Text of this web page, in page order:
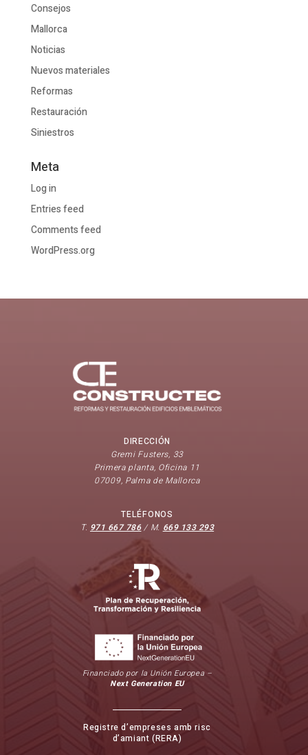
Consejos
Mallorca
Noticias
Nuevos materiales
Reformas
Restauración
Siniestros
Meta
Log in
Entries feed
Comments feed
WordPress.org
DIRECCIÓN
Gremi Fusters, 33
Primera planta, Oficina 11
07009, Palma de Mallorca
TELÉFONOS
T. 971 667 786/ M. 669 133 293
Financiado por la Unión Europea –
Next Generation EU
Registre d’empreses amb risc
d’amiant (RERA)